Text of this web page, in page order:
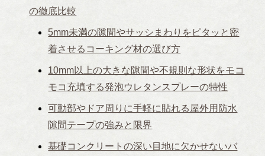
の徹底比較
5mm未満の隙間やサッシまわりをピタッと密
着させるコーキング材の選び方
10mm以上の大きな隙間や不規則な形状をモコ
モコ充填する発泡ウレタンスプレーの特性
可動部やドア周りに手軽に貼れる屋外用防水
隙間テープの強みと限界
基礎コンクリートの深い目地に欠かせないバ